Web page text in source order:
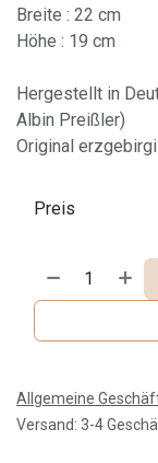
Breite : 22 cm
Höhe : 19 cm
Hergestellt in
Albin Preißler)
Original
Preis
Allgemeine
Versand: 3-4